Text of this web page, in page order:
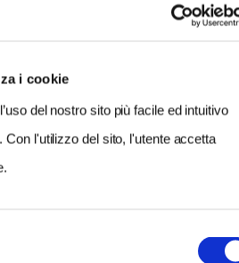
i cookie
del nostro sito più facile ed intuitivo
l'utilizzo del sito, l'utente accetta
27 (davanti al negozio di
Ore 17:45 circa a Piazza